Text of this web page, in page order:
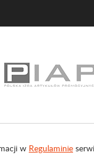
w Regulaminie